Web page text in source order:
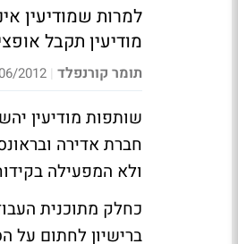
למרות שמודיעין
מודיעין תקבל אופציה לרכישת 15%
תומר קורנפלד |
11:05
שותפות מודיעין
חברת אדירה
ולא המפעילה
כחלק מתוכנית